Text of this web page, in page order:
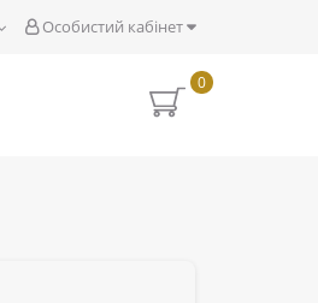
Особистий кабінет
0